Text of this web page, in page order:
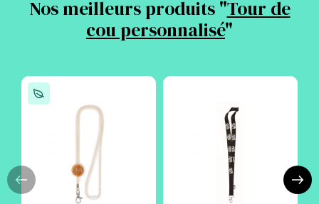
Nos meilleurs produits "Tour de
cou personnalisé"